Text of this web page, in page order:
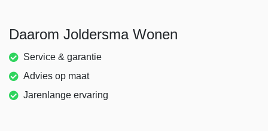
Daarom Joldersma Wonen
Service & garantie
Advies op maat
Jarenlange ervaring